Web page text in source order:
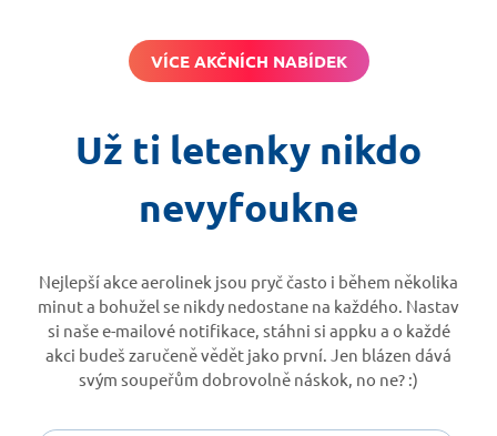
VÍCE AKČNÍCH NABÍDEK
Už ti letenky nikdo
nevyfoukne
Nejlepší akce aerolinek jsou pryč často i během několika
minut a bohužel se nikdy nedostane na každého. Nastav
si naše e-mailové notifikace, stáhni si appku a o každé
akci budeš zaručeně vědět jako první. Jen blázen dává
svým soupeřům dobrovolně náskok, no ne? :)